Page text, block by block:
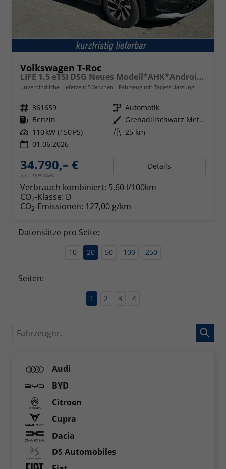
Volkswagen T-Roc
LIFE 1.5 eTSI DSG Neues Modell*AHK*Android Auto*SHZ*ACC*Kamera*5J Garantie*Klimaauto*
unverbindliche Lieferzeit: 5 Wochen Fahrzeug mit Tageszulassung
Fahrzeugnr. 361659 Getriebe Automatik
Kraftstoff Benzin Außenfarbe
Grenadillschwarz Metallic
Leistung 110 kW (150 PS) Kilometerstand 25 km
01.06.2026
34.790,– €
incl. 19% MwSt.
Details
Verbrauch kombiniert: 5,60 l/100km
CO2-Klasse: D
CO2-Emissionen: 127,00 g/km
Datensätze pro Seite:
10 20 50 100 250
Seiten:
1 2 3 4
Fahrzeugnr.
Audi
BYD
Citroen
Cupra
Dacia
DS Automobiles